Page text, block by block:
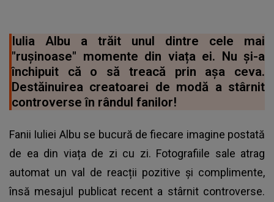
Iulia Albu a trăit unul dintre cele mai
"rușinoase" momente din viața ei. Nu și-a
închipuit că o să treacă prin așa ceva.
Destăinuirea creatoarei de modă a stârnit
controverse în rândul fanilor!
Fanii Iuliei Albu se bucură de fiecare imagine postată
de ea din viața de zi cu zi. Fotografiile sale atrag
automat un val de reacții pozitive și complimente,
însă mesajul publicat recent a stârnit controverse.